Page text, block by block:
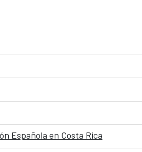
Española en Costa Rica